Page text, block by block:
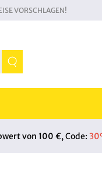
VORSCHLAGEN!
von 100 €, Code: